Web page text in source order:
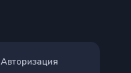
Авторизация